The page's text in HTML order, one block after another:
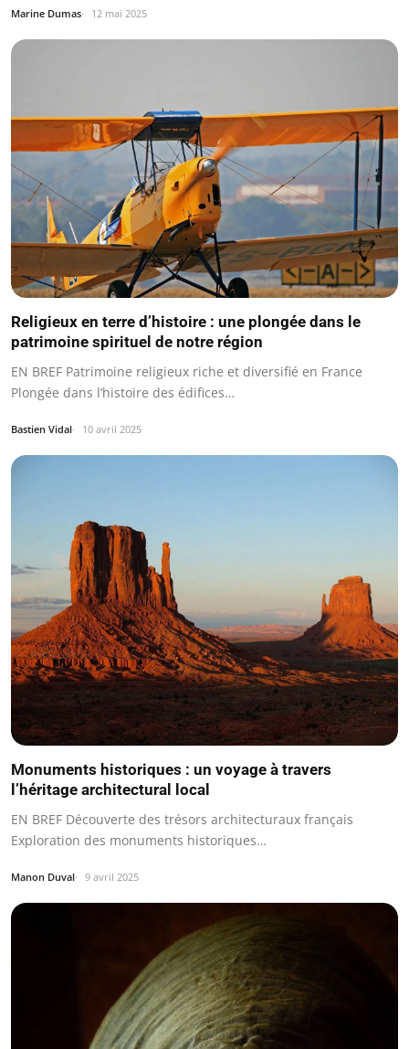
Marine Dumas 12 mai 2025
Religieux en terre d’histoire : une plongée dans le
patrimoine spirituel de notre région
EN BREF Patrimoine religieux riche et diversifié en France
Plongée dans l’histoire des édifices…
Bastien Vidal 10 avril 2025
Monuments historiques : un voyage à travers
l’héritage architectural local
EN BREF Découverte des trésors architecturaux français
Exploration des monuments historiques…
Manon Duval 9 avril 2025